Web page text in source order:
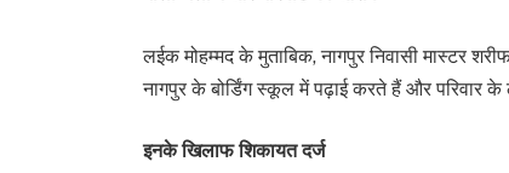
लईक मोहम्मद के मुताबिक, नागपुर निवासी मास्टर
नागपुर के बोर्डिंग स्कूल में पढ़ाई करते हैं और परिवार
इनके खिलाफ शिकायत दर्ज